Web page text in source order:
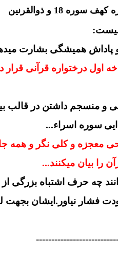
18 و ذوالقرنین
پاداش همیشگی بشارت
اول درختواره قرآنی قرار
و منسجم داشتن در قالب
سوره اسراء...
معجزه و کلی نگر و همه
را بیان میکنند...
چه حرف اشتباه بزرگی
خودت فشار نیاور.ایشان